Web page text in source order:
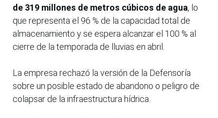
de 319 millones de metros cúbicos de agua, lo
que representa el 96 % de la capacidad total de
almacenamiento y se espera alcanzar el 100 % al
cierre de la temporada de lluvias en abril.
La empresa rechazó la versión de la Defensoría
sobre un posible estado de abandono o peligro de
colapsar de la infraestructura hídrica.